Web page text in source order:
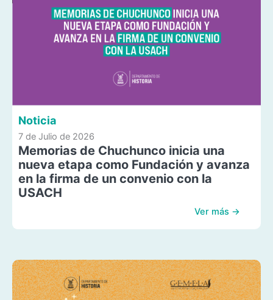
Noticia
7 de Julio de 2026
Memorias de Chuchunco inicia una
nueva etapa como Fundación y avanza
en la firma de un convenio con la
USACH
Ver más →